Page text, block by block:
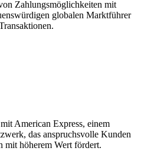
Zahlungsmöglichkeiten mit
globalen Marktführer
American Express, einem
das anspruchsvolle Kunden
mit höherem Wert fördert.